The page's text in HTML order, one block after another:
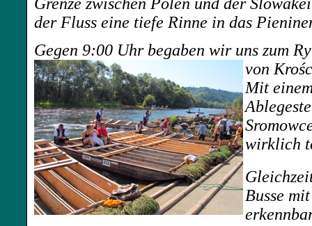
der Fluss eine tiefe Rinne in das
Gegen 9:00 Uhr begaben wir uns zum
von
Mit
wirklich
Busse